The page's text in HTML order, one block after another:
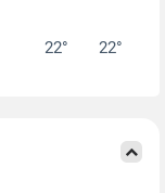
22° 22°